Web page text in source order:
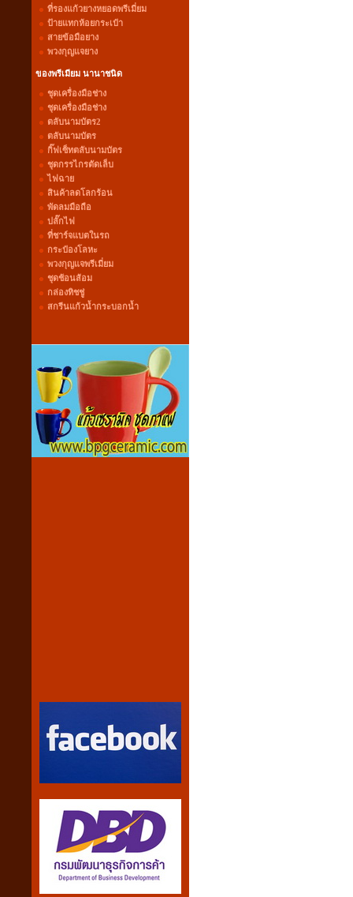
ที่รองแก้วยางหยอดพรีเมี่ยม
ป้ายแทกห้อยกระเป๋า
สายข้อมือยาง
พวงกุญแจยาง
ของพรีเมียม นานาชนิด
ชุดเครื่องมือช่าง
ชุดเครื่องมือช่าง
ตลับนามบัตร2
ตลับนามบัตร
กิ๊ฟเซ็ทตลับนามบัตร
ชุดกรรไกรตัดเล็บ
ไฟฉาย
สินค้าลดโลกร้อน
พัดลมมือถือ
ปลั๊กไฟ
ที่ชาร์จแบตในรถ
กระป๋องโลหะ
พวงกุญแจพรีเมี่ยม
ชุดช้อนส้อม
กล่องทิชชู่
สกรีนแก้วน้ำกระบอกน้ำ